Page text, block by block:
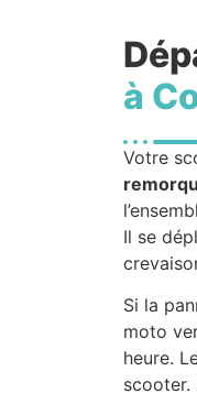
à
Votre
Il se
Si la
moto
heure.
scooter.